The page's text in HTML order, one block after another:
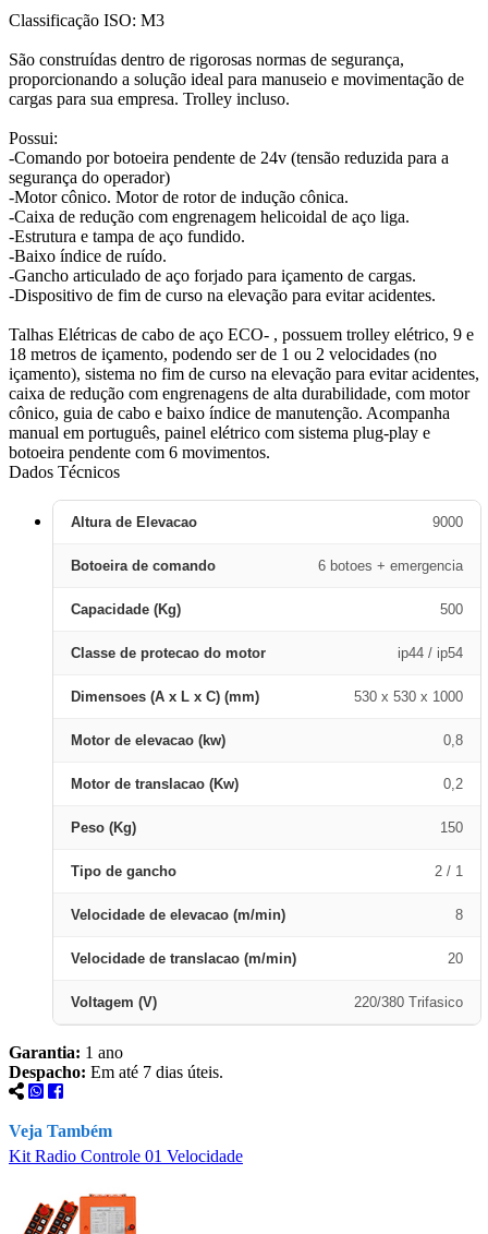
Classificação ISO: M3
São construídas dentro de rigorosas normas de segurança,
proporcionando a solução ideal para manuseio e movimentação de
cargas para sua empresa. Trolley incluso.
Possui:
-Comando por botoeira pendente de 24v (tensão reduzida para a
segurança do operador)
-Motor cônico. Motor de rotor de indução cônica.
-Caixa de redução com engrenagem helicoidal de aço liga.
-Estrutura e tampa de aço fundido.
-Baixo índice de ruído.
-Gancho articulado de aço forjado para içamento de cargas.
-Dispositivo de fim de curso na elevação para evitar acidentes.
Talhas Elétricas de cabo de aço ECO- , possuem trolley elétrico, 9 e
18 metros de içamento, podendo ser de 1 ou 2 velocidades (no
içamento), sistema no fim de curso na elevação para evitar acidentes,
caixa de redução com engrenagens de alta durabilidade, com motor
cônico, guia de cabo e baixo índice de manutenção. Acompanha
manual em português, painel elétrico com sistema plug-play e
botoeira pendente com 6 movimentos.
Dados Técnicos
Altura de Elevacao 9000
Botoeira de comando 6 botoes + emergencia
Capacidade (Kg) 500
Classe de protecao do motor ip44 / ip54
Dimensoes (A x L x C) (mm) 530 x 530 x 1000
Motor de elevacao (kw) 0,8
Motor de translacao (Kw) 0,2
Peso (Kg) 150
Tipo de gancho 2 / 1
Velocidade de elevacao (m/min) 8
Velocidade de translacao (m/min) 20
Voltagem (V) 220/380 Trifasico
Garantia: 1 ano
Despacho: Em até 7 dias úteis.
Veja Também
Kit Radio Controle 01 Velocidade